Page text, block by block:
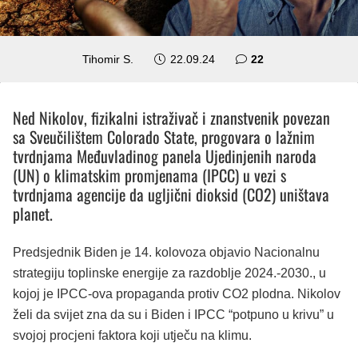
Tihomir S. 22.09.24 22
Ned Nikolov, fizikalni istraživač i znanstvenik povezan
sa Sveučilištem Colorado State, progovara o lažnim
tvrdnjama Međuvladinog panela Ujedinjenih naroda
(UN) o klimatskim promjenama (IPCC) u vezi s
tvrdnjama agencije da ugljični dioksid (CO2) uništava
planet.
Predsjednik Biden je 14. kolovoza objavio Nacionalnu
strategiju toplinske energije za razdoblje 2024.-2030., u
kojoj je IPCC-ova propaganda protiv CO2 plodna. Nikolov
želi da svijet zna da su i Biden i IPCC “potpuno u krivu” u
svojoj procjeni faktora koji utječu na klimu.